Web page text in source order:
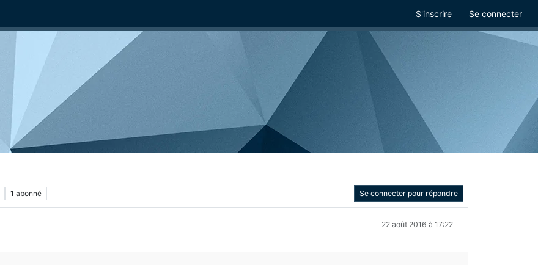
S'inscrire Se connecter
1 abonné Se connecter pour répondre
22 août 2016 à 17:22